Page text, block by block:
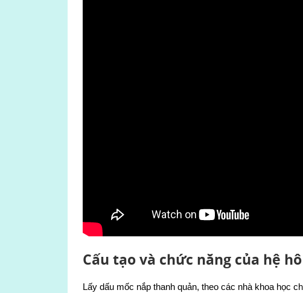
Cấu tạo và chức năng của hệ
Lấy dấu mốc nắp thanh quản, theo các nhà khoa học